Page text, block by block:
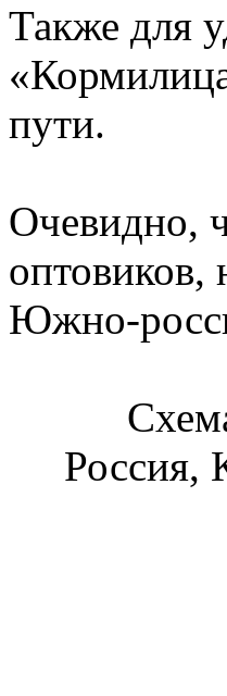
Также для
пути.
Очевидно,
оптовиков,
Южно-
Россия,